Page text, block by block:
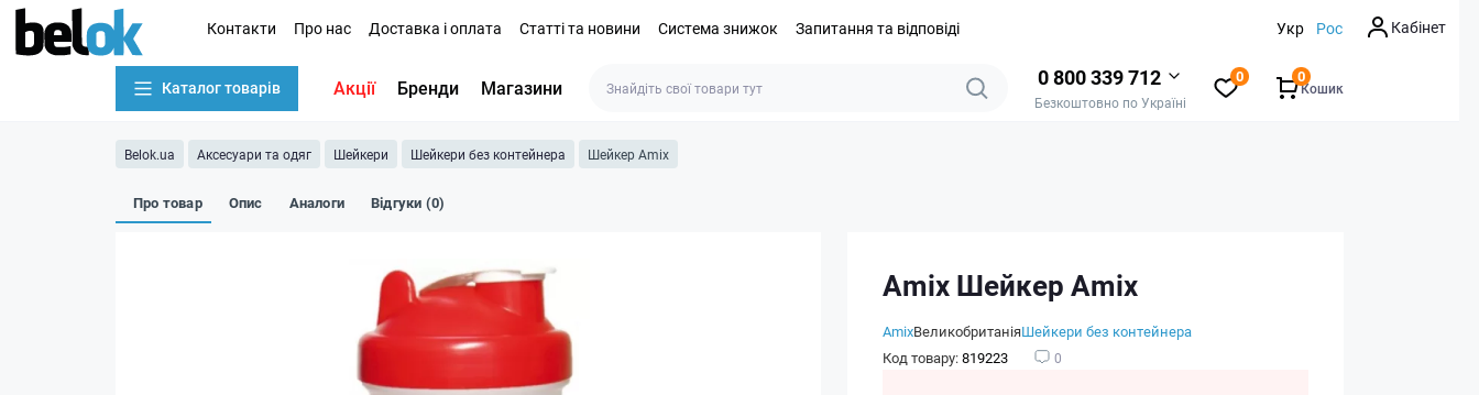
Контакти Про нас Доставка і оплата Статті та новини Система знижок Запитання та відповіді Укр Рос Кабінет
Каталог товарів Акції Бренди Магазини 0 800 339 712
Безкоштовно по Україні
0
Кошик
0
Belok.ua Аксесуари та одяг Шейкери Шейкери без контейнера Шейкер Amix
Про товар Опис Аналоги Відгуки (0)
Amix Шейкер Amix
AmixВеликобританіяШейкери без контейнера
Код товару:819223 0